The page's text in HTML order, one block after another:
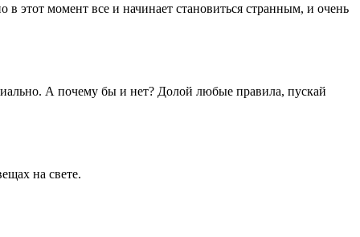
этот момент все и начинает становиться странным, и очень
А почему бы и нет? Долой любые правила, пускай
на свете.